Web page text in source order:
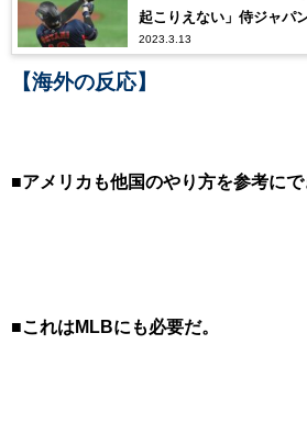
起こりえない」侍ジャパ
巡る日本人ファンの振る
2023.3.13
【海外の反応】
■アメリカも他国のやり方を参考にで
■これはMLBにも必要だ。